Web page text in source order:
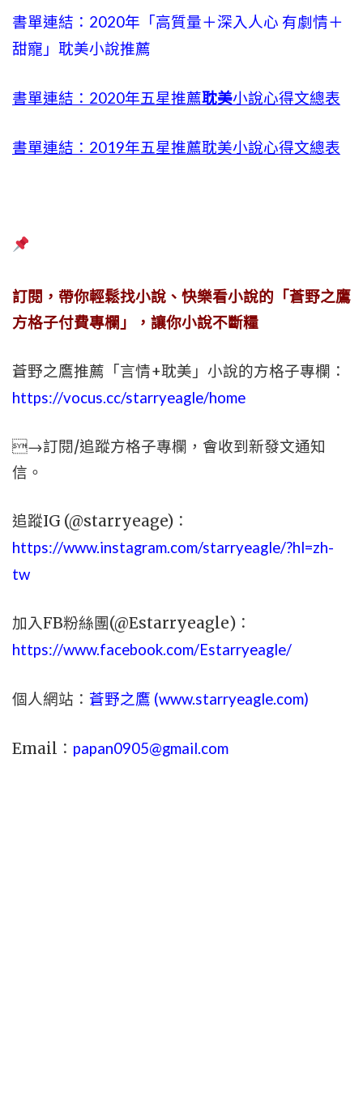
書單連結：2020年「高質量＋深入人心 有劇情＋
甜寵」耽美小說推薦
書單連結：2020年五星推薦耽美小說心得文總表
書單連結：2019年五星推薦耽美小說心得文總表
訂閱，帶你輕鬆找小說、快樂看小說的「蒼野之鷹
方格子付費專欄」，讓你小說不斷糧
蒼野之鷹推薦「言情+耽美」小說的方格子專欄：
https://vocus.cc/starryeagle/home
→訂閱/追蹤方格子專欄，會收到新發文通知
信。
追蹤IG (@starryeage)：
https://www.instagram.com/starryeagle/?hl=zh-
tw
加入FB粉絲團(@Estarryeagle)：
https://www.facebook.com/Estarryeagle/
個人網站： 蒼野之鷹 (www.starryeagle.com)
Email： papan0905@gmail.com